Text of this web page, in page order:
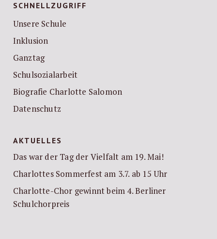
SCHNELLZUGRIFF
Unsere Schule
Inklusion
Ganztag
Schulsozialarbeit
Biografie Charlotte Salomon
Datenschutz
AKTUELLES
Das war der Tag der Vielfalt am 19. Mai!
Charlottes Sommerfest am 3.7. ab 15 Uhr
Charlotte-Chor gewinnt beim 4. Berliner
Schulchorpreis